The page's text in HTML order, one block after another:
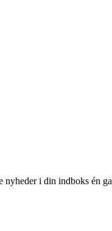
nyheder i din indboks én